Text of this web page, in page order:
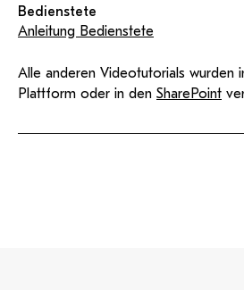
Bedienstete
Anleitung Bedienstete
Alle anderen Videotutorials wurden
Plattform oder in den SharePoint